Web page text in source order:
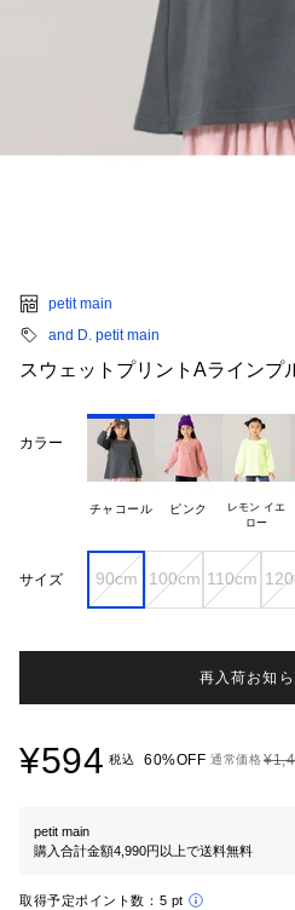
petit main
and D. petit main
スウェットプリントAラインプ
カラー
チャコール ピンク
レモン イエ
サイズ 90cm 100cm 110cm
再入荷お知
¥594 税込 60%OFF 通常価格
petit main
購入合計金額4,990円以上で送料無料
取得予定ポイント数： 5 pt